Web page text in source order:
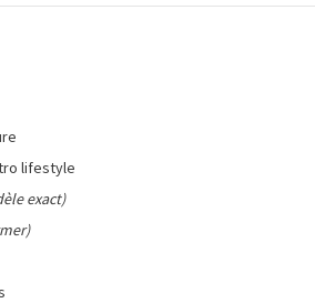
lifestyle
exact)